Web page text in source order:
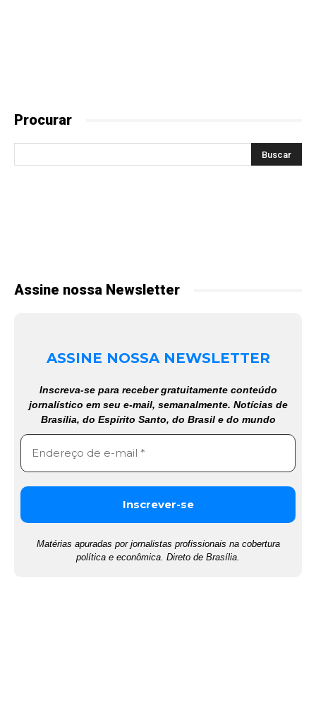
Procurar
Assine nossa Newsletter
ASSINE NOSSA NEWSLETTER
Inscreva-se para receber gratuitamente conteúdo
jornalístico em seu e-mail, semanalmente. Notícias de
Brasília, do Espírito Santo, do Brasil e do mundo
Matérias apuradas por jornalistas profissionais na cobertura
política e econômica. Direto de Brasília.